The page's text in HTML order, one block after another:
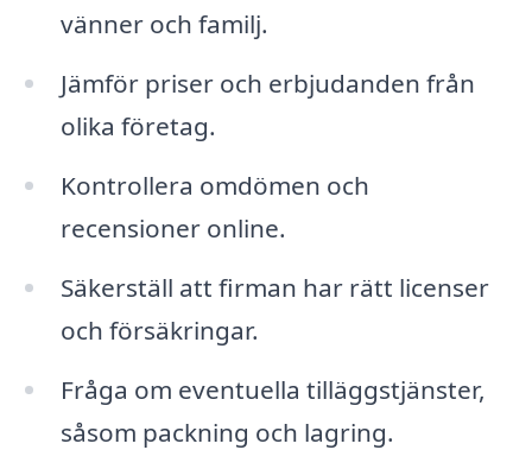
vänner och familj.
Jämför priser och erbjudanden från
olika företag.
Kontrollera omdömen och
recensioner online.
Säkerställ att firman har rätt licenser
och försäkringar.
Fråga om eventuella tilläggstjänster,
såsom packning och lagring.